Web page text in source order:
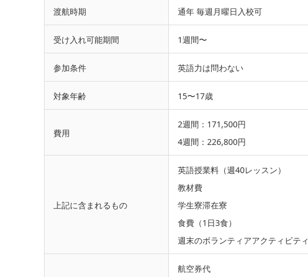
渡航時期 通年 毎週月曜日入校可
受け入れ可能期間 1週間〜
参加条件 英語力は問わない
対象年齢 15〜17歳
費用
2週間：171,500円
4週間：226,800円
上記に含まれるもの
英語授業料（週40レッスン）
教材費
学生寮滞在寮
食費（1日3食）
週末のボランティアアクティビティ
航空券代